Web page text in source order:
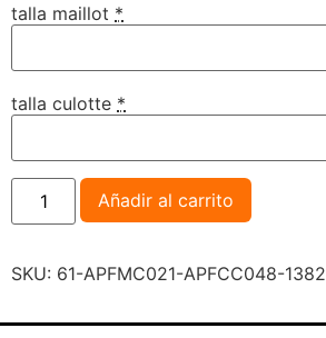
talla maillot *
talla culotte *
Añadir al carrito
SKU: 61-APFMC021-APFCC048-1382